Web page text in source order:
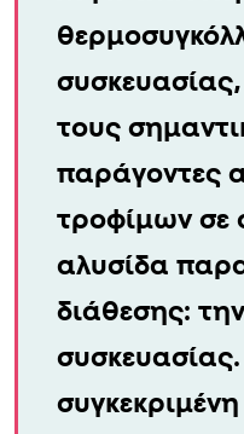
συσκευασίας,
τους
παράγοντες
τροφίμων σε
αλυσίδα
διάθεσης: